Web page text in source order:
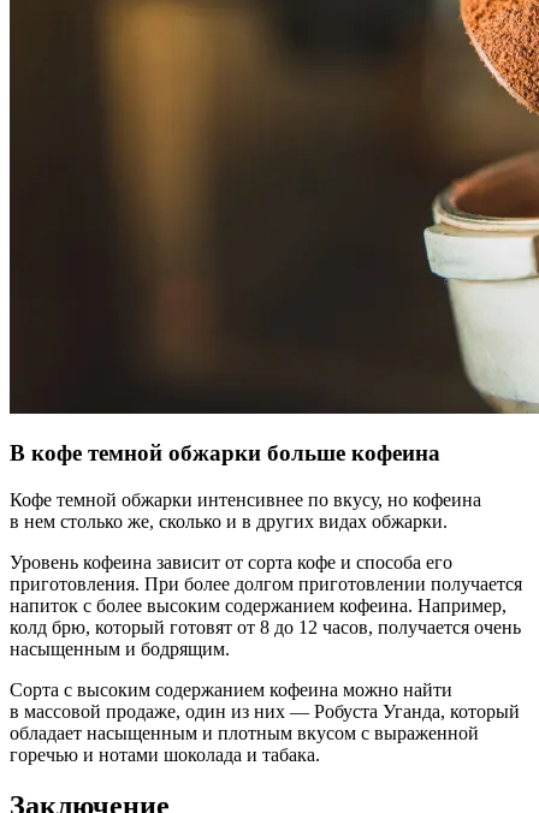
В кофе темной обжарки больше кофеина
Кофе темной обжарки интенсивнее по вкусу, но кофеина
в нем столько же, сколько и в других видах обжарки.
Уровень кофеина зависит от сорта кофе и способа его
приготовления. При более долгом приготовлении получается
напиток с более высоким содержанием кофеина. Например,
колд брю, который готовят от 8 до 12 часов, получается очень
насыщенным и бодрящим.
Сорта с высоким содержанием кофеина можно найти
в массовой продаже, один из них — Робуста Уганда, который
обладает насыщенным и плотным вкусом с выраженной
горечью и нотами шоколада и табака.
Заключение